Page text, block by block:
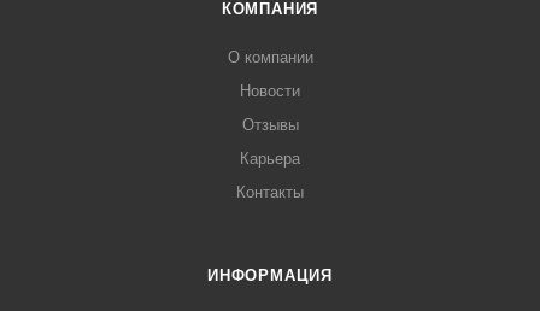
КОМПАНИЯ
О компании
Новости
Отзывы
Карьера
Контакты
ИНФОРМАЦИЯ